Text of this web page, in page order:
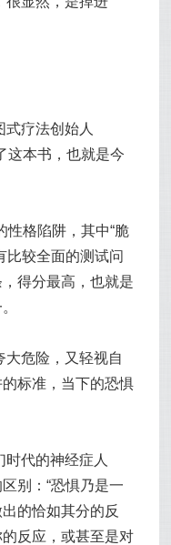
式疗法创始人
这本书，也就是今
性格陷阱，其中“脆
比较全面的测试问
得分最高，也就是
大危险，又轻视自
标准，当下的恐惧
代的神经症人
别：“恐惧乃是一
的恰如其分的反
反应，或甚至是对